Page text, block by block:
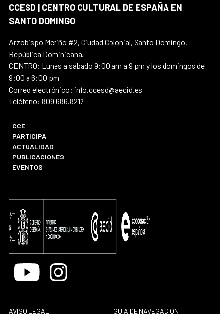
CCESD | CENTRO CULTURAL DE ESPAÑA EN
SANTO DOMINGO
Arzobispo Meriño #2, Ciudad Colonial, Santo Domingo,
República Dominicana.
CENTRO: Lunes a sábado 9:00 am a 9 pm y los domingos de
9:00 a 6:00 pm
Correo electrónico: info.ccesd@aecid.es
Teléfono: 809.686.8212
CCE
PARTICIPA
ACTUALIDAD
PUBLICACIONES
EVENTOS
Youtube Instagram
AVISO LEGAL
GUÍA DE NAVEGACIÓN